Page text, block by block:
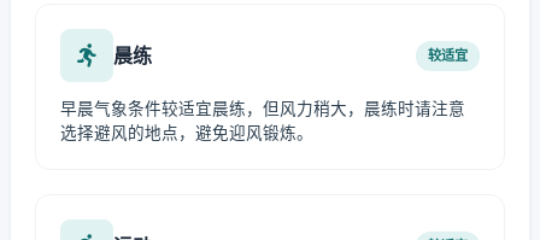
晨练 较适宜
早晨气象条件较适宜晨练，但风力稍大，晨练时请注意
选择避风的地点，避免迎风锻炼。